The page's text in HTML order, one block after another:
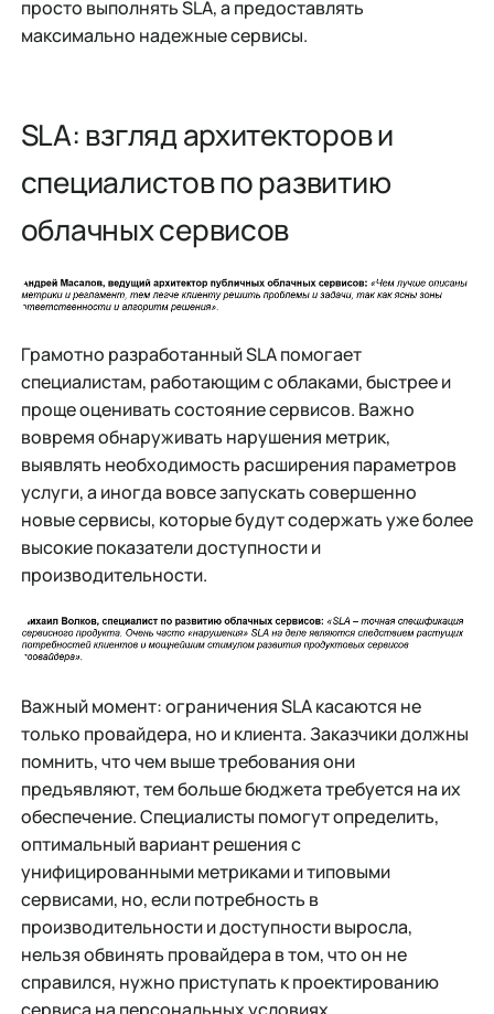
просто выполнять SLA, а предоставлять
максимально надежные сервисы.
SLA: взгляд архитекторов и
специалистов по развитию
облачных сервисов
Грамотно разработанный SLA помогает
специалистам, работающим с облаками, быстрее и
проще оценивать состояние сервисов. Важно
вовремя обнаруживать нарушения метрик,
выявлять необходимость расширения параметров
услуги, а иногда вовсе запускать совершенно
новые сервисы, которые будут содержать уже более
высокие показатели доступности и
производительности.
Важный момент: ограничения SLA касаются не
только провайдера, но и клиента. Заказчики должны
помнить, что чем выше требования они
предъявляют, тем больше бюджета требуется на их
обеспечение. Специалисты помогут определить,
оптимальный вариант решения с
унифицированными метриками и типовыми
сервисами, но, если потребность в
производительности и доступности выросла,
нельзя обвинять провайдера в том, что он не
справился, нужно приступать к проектированию